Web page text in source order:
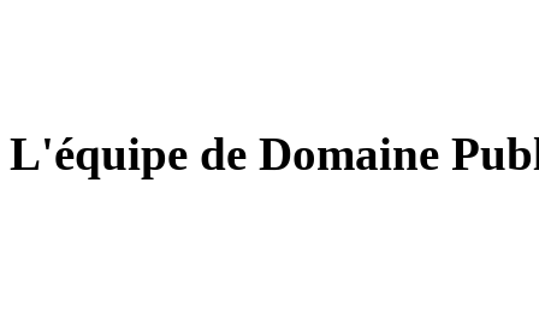
L'équipe de Domaine